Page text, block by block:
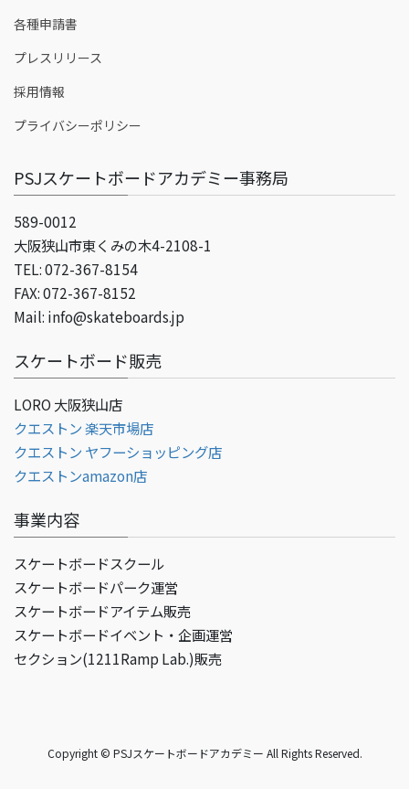
各種申請書
プレスリリース
採用情報
プライバシーポリシー
PSJスケートボードアカデミー事務局
589-0012
大阪狭山市東くみの木4-2108-1
TEL: 072-367-8154
FAX: 072-367-8152
Mail: info@skateboards.jp
スケートボード販売
LORO 大阪狭山店
クエストン 楽天市場店
クエストン ヤフーショッピング店
クエストンamazon店
事業内容
スケートボードスクール
スケートボードパーク運営
スケートボードアイテム販売
スケートボードイベント・企画運営
セクション(1211Ramp Lab.)販売
Copyright © PSJスケートボードアカデミー All Rights Reserved.